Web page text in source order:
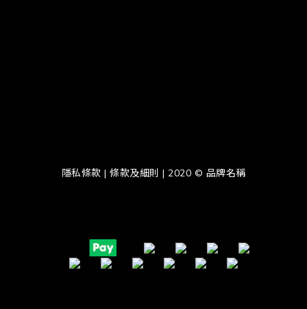
隱私條款 | 條款及細則 | 2020 © 品牌名稱